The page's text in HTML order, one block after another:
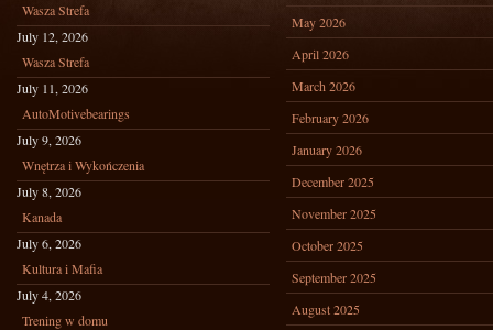
Wasza Strefa
July 12, 2026
Wasza Strefa
July 11, 2026
AutoMotivebearings
July 9, 2026
Wnętrza i Wykończenia
July 8, 2026
Kanada
July 6, 2026
Kultura i Mafia
July 4, 2026
Trening w domu
May 2026
April 2026
March 2026
February 2026
January 2026
December 2025
November 2025
October 2025
September 2025
August 2025